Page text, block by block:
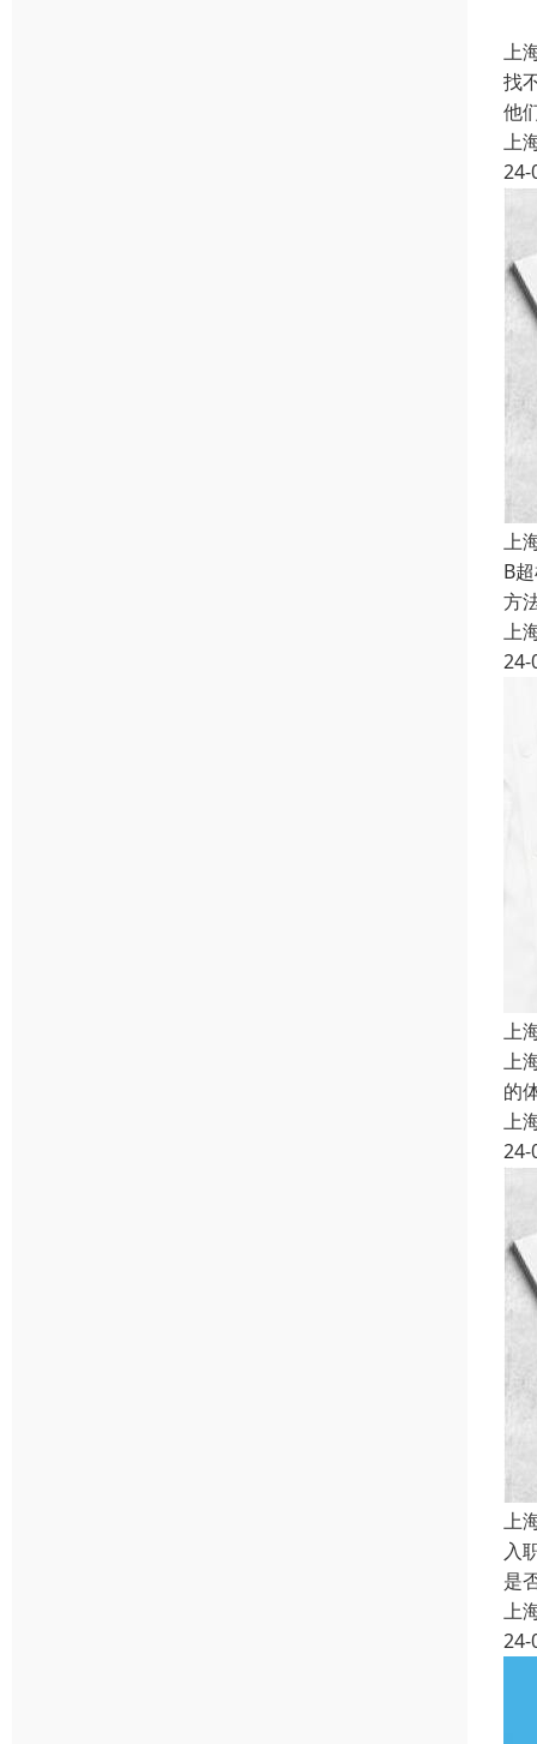
上
找
他
上
24-
上
B
方
上
24-
上
上
的
上
24-
上
入
是
上
24-